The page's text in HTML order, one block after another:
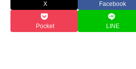
X Facebook
Pocket LINE